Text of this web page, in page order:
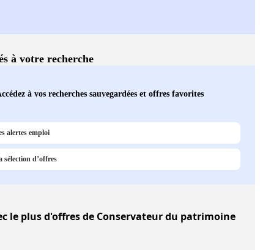
à votre recherche
à vos recherches sauvegardées et offres favorites
alertes emploi
sélection d’offres
le plus d'offres de Conservateur du patrimoine